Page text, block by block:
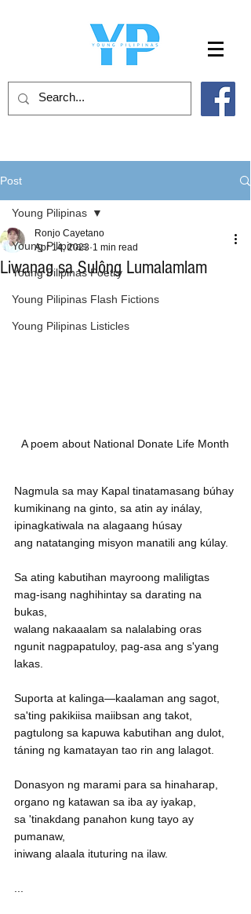
Post
Young Pilipinas
Young Pilipinas Poetry
Young Pilipinas Flash Fictions
Young Pilipinas Listicles
Young Pilipinas
Liwanag sa Sulông Lumalamlam
Ronjo Cayetano
Apr 14, 2023 1 min read
A poem about National Donate Life Month
Nagmula sa may Kapal tinatamasang búhay
kumikinang na ginto, sa atin ay inálay,
ipinagkatiwala na alagaang húsay
ang natatanging misyon manatili ang kúlay.
Sa ating kabutihan mayroong maliligtas
mag-isang naghihintay sa darating na
bukas,
walang nakaaalam sa nalalabing oras
ngunit nagpapatuloy, pag-asa ang s'yang
lakas.
Suporta at kalinga—kaalaman ang sagot,
sa'ting pakikiisa maiibsan ang takot,
pagtulong sa kapuwa kabutihan ang dulot,
táning ng kamatayan tao rin ang lalagot.
Donasyon ng marami para sa hinaharap,
organo ng katawan sa iba ay iyakap,
sa 'tinakdang panahon kung tayo ay
pumanaw,
iniwang alaala ituturing na ilaw.